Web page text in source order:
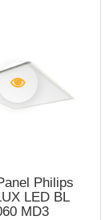
Philips
LED BL
MD3